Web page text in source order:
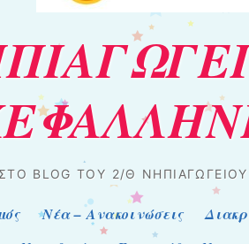
BLOG ΤΟΥ 2/Θ
Νέα – Ανακοινώσεις